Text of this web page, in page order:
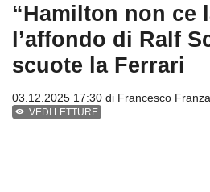
“Hamilton non ce
l’affondo di Ralf
scuote la Ferrari
03.12.2025 17:30 di Francesco Franza
VEDI LETTURE